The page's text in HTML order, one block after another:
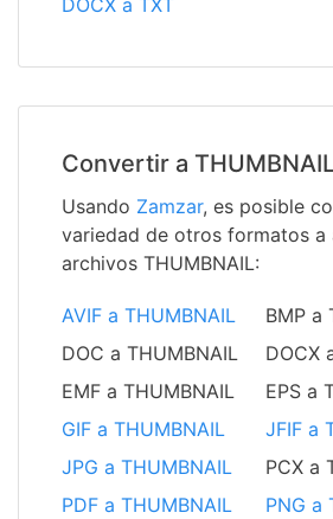
DOCX a TXT
Convertir a
Usando Zamzar, es posible
variedad de otros formatos a
archivos THUMBNAIL:
AVIF a THUMBNAIL
BMP a
DOC a THUMBNAIL
DOCX
EMF a THUMBNAIL
EPS a
GIF a THUMBNAIL
JFIF a
JPG a THUMBNAIL
PCX a
PDF a THUMBNAIL
PNG a